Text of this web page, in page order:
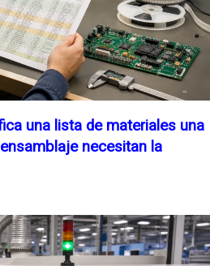
una lista de materiales una
necesitan la